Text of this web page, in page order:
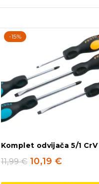
-15%
Komplet odvijača 5/1 CrV
11,99€ 10,19€